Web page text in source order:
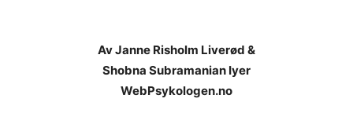
Av Janne Risholm Liverød &
Shobna Subramanian Iyer
WebPsykologen.no